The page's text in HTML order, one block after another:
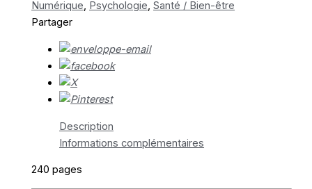
Numérique, Psychologie,Santé / Bien-être
Partager
Description
Informations complémentaires
240 pages